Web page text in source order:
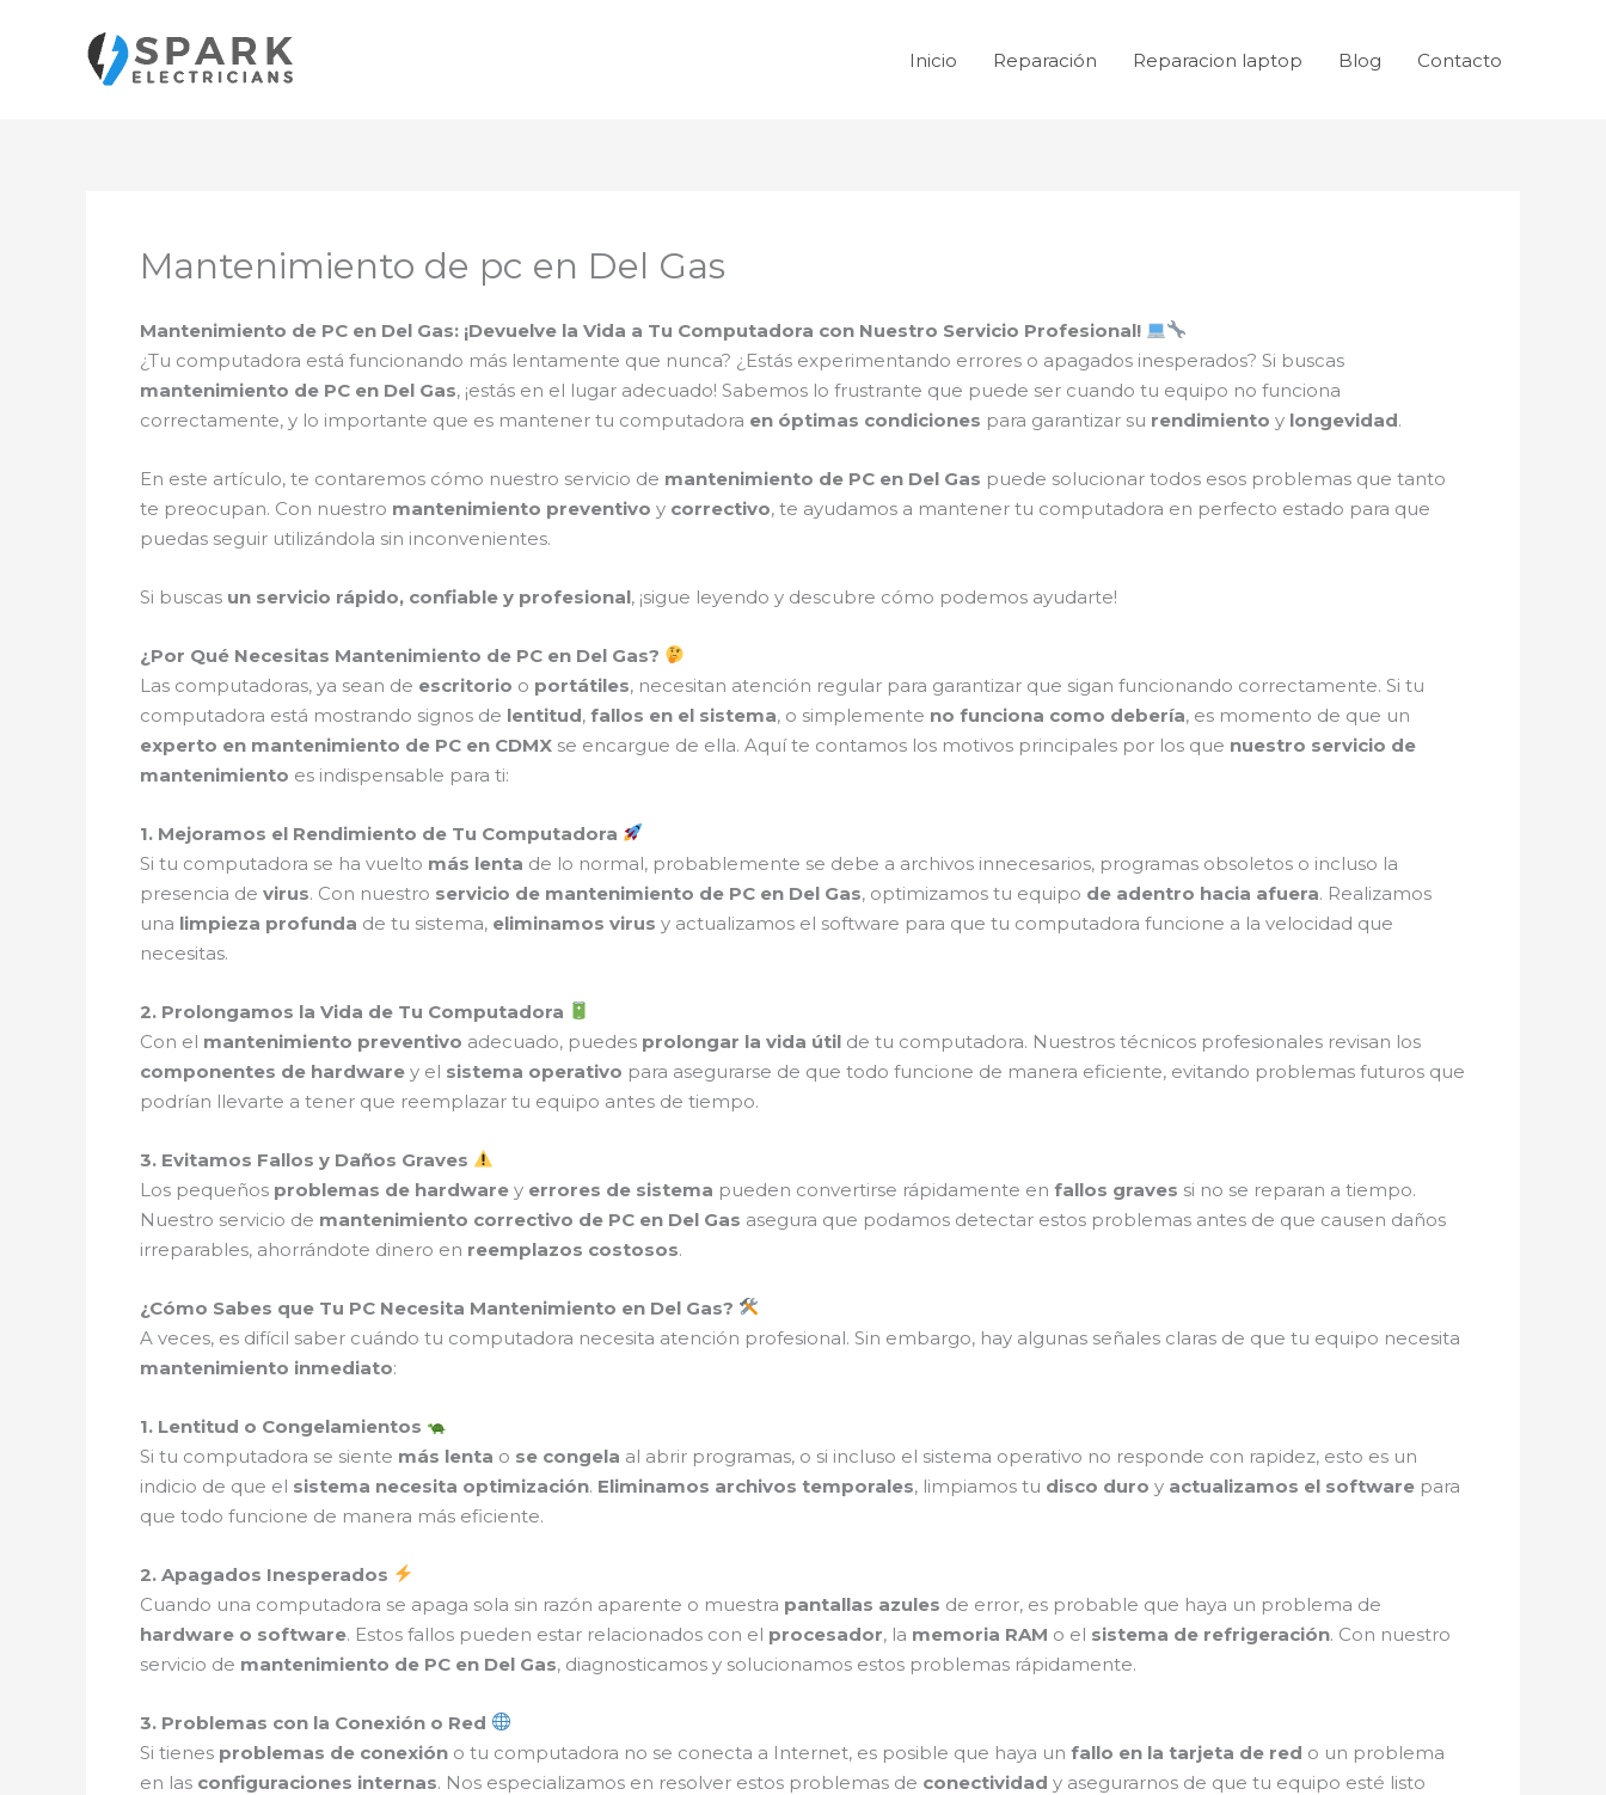
contenido
Inicio Reparación Reparacion laptop Blog Contacto
Mantenimiento de pc en Del Gas
Mantenimiento de PC en Del Gas: ¡Devuelve la Vida a Tu Computadora con Nuestro Servicio Profesional!
¿Tu computadora está funcionando más lentamente que nunca? ¿Estás experimentando errores o apagados inesperados? Si buscas
mantenimiento de PC en Del Gas, ¡estás en el lugar adecuado! Sabemos lo frustrante que puede ser cuando tu equipo no funciona
correctamente, y lo importante que es mantener tu computadora en óptimas condiciones para garantizar su rendimiento y longevidad.
En este artículo, te contaremos cómo nuestro servicio de mantenimiento de PC en Del Gas puede solucionar todos esos problemas que tanto
te preocupan. Con nuestro mantenimiento preventivo y correctivo, te ayudamos a mantener tu computadora en perfecto estado para que
puedas seguir utilizándola sin inconvenientes.
Si buscas un servicio rápido, confiable y profesional, ¡sigue leyendo y descubre cómo podemos ayudarte!
¿Por Qué Necesitas Mantenimiento de PC en Del Gas?
Las computadoras, ya sean de escritorio o portátiles, necesitan atención regular para garantizar que sigan funcionando correctamente. Si tu
computadora está mostrando signos de lentitud, fallos en el sistema, o simplemente no funciona como debería, es momento de que un
experto en mantenimiento de PC en CDMX se encargue de ella. Aquí te contamos los motivos principales por los que nuestro servicio de
mantenimiento es indispensable para ti:
1. Mejoramos el Rendimiento de Tu Computadora
Si tu computadora se ha vuelto más lenta de lo normal, probablemente se debe a archivos innecesarios, programas obsoletos o incluso la
presencia de virus. Con nuestro servicio de mantenimiento de PC en Del Gas, optimizamos tu equipo de adentro hacia afuera. Realizamos
una limpieza profunda de tu sistema, eliminamos virus y actualizamos el software para que tu computadora funcione a la velocidad que
necesitas.
2. Prolongamos la Vida de Tu Computadora
Con el mantenimiento preventivo adecuado, puedes prolongar la vida útil de tu computadora. Nuestros técnicos profesionales revisan los
componentes de hardware y el sistema operativo para asegurarse de que todo funcione de manera eficiente, evitando problemas futuros que
podrían llevarte a tener que reemplazar tu equipo antes de tiempo.
3. Evitamos Fallos y Daños Graves
Los pequeños problemas de hardware y errores de sistema pueden convertirse rápidamente en fallos graves si no se reparan a tiempo.
Nuestro servicio de mantenimiento correctivo de PC en Del Gas asegura que podamos detectar estos problemas antes de que causen daños
irreparables, ahorrándote dinero en reemplazos costosos.
¿Cómo Sabes que Tu PC Necesita Mantenimiento en Del Gas?
A veces, es difícil saber cuándo tu computadora necesita atención profesional. Sin embargo, hay algunas señales claras de que tu equipo necesita
mantenimiento inmediato:
1. Lentitud o Congelamientos
Si tu computadora se siente más lenta o se congela al abrir programas, o si incluso el sistema operativo no responde con rapidez, esto es un
indicio de que el sistema necesita optimización. Eliminamos archivos temporales, limpiamos tu disco duro y actualizamos el software para
que todo funcione de manera más eficiente.
2. Apagados Inesperados
Cuando una computadora se apaga sola sin razón aparente o muestra pantallas azules de error, es probable que haya un problema de
hardware o software. Estos fallos pueden estar relacionados con el procesador, la memoria RAM o el sistema de refrigeración. Con nuestro
servicio de mantenimiento de PC en Del Gas, diagnosticamos y solucionamos estos problemas rápidamente.
3. Problemas con la Conexión o Red
Si tienes problemas de conexión o tu computadora no se conecta a Internet, es posible que haya un fallo en la tarjeta de red o un problema
en las configuraciones internas. Nos especializamos en resolver estos problemas de conectividad y asegurarnos de que tu equipo esté listo